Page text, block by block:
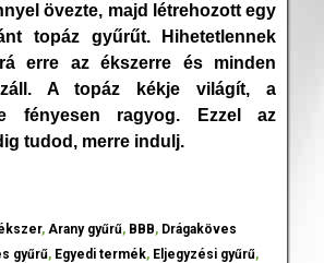
övezte, majd létrehozott egy
topáz gyűrűt. Hihetetlennek
erre az ékszerre és minden
A topáz kékje világít, a
fényesen ragyog. Ezzel az
tudod, merre indulj.
, Arany gyűrű, BBB, Drágaköves
gyűrű, Egyedi termék, Eljegyzési gyűrű,